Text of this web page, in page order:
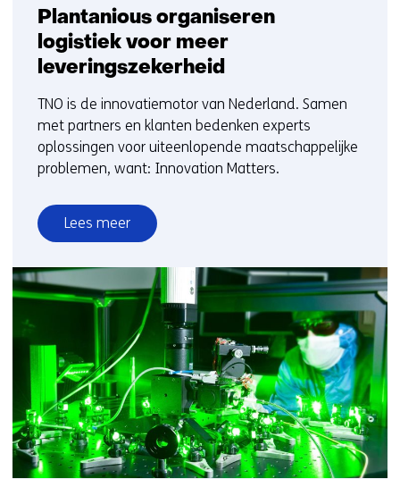
Plantanious organiseren
logistiek voor meer
leveringszekerheid
TNO is de innovatiemotor van Nederland. Samen
met partners en klanten bedenken experts
oplossingen voor uiteenlopende maatschappelijke
problemen, want: Innovation Matters.
Lees meer
over
Innovation
Matters:
TNO
Plantanious
organiseren
logistiek
voor
meer
leveringszekerheid